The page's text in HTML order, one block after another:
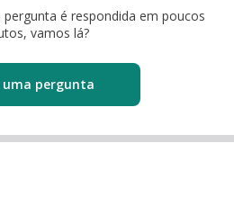
pergunta é respondida em poucos
vamos lá?
uma pergunta